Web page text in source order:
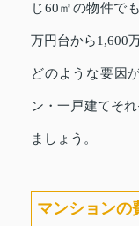
じ60㎡の物件で
万円台から1,600
どのような要因
ン・一戸建てそ
ましょう。
マンションの